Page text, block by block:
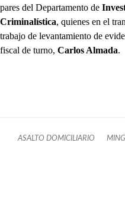
pares del Departamento de
Criminalística, quienes en el
trabajo de levantamiento de
fiscal de turno, Carlos Almada.
ASALTO DOMICILIARIO